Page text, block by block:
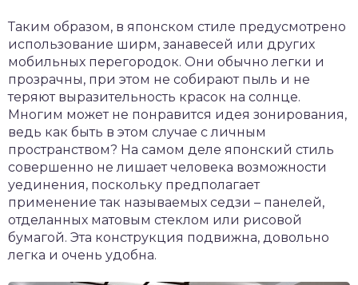
Таким образом, в японском стиле предусмотрено
использование ширм, занавесей или других
мобильных перегородок. Они обычно легки и
прозрачны, при этом не собирают пыль и не
теряют выразительность красок на солнце.
Многим может не понравится идея зонирования,
ведь как быть в этом случае с личным
пространством? На самом деле японский стиль
совершенно не лишает человека возможности
уединения, поскольку предполагает
применение так называемых седзи – панелей,
отделанных матовым стеклом или рисовой
бумагой. Эта конструкция подвижна, довольно
легка и очень удобна.